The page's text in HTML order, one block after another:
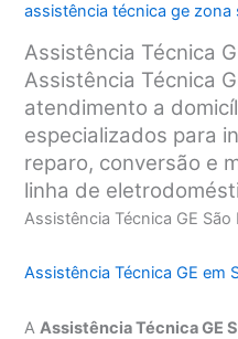
assistência técnica ge zona
Assistência Técnica
Assistência Técnica
atendimento a
especializados para
reparo, conversão e
linha de
Assistência Técnica GE São
Assistência Técnica GE em
AAssistência Técnica GE